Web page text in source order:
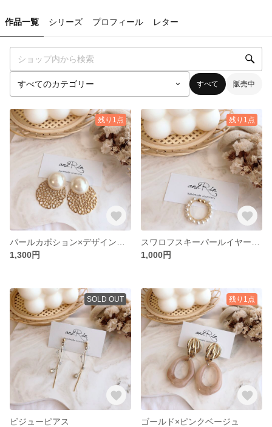
作品一覧 シリーズ プロフィール レター
すべて 販売中
残り1点
1,300円
残り1点
1,000円
SOLD OUT
ビジューピアス
残り1点
ゴールド×ピンクベージュ